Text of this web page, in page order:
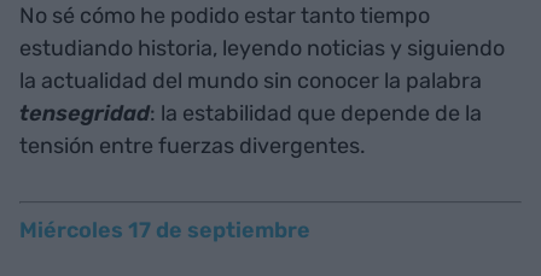
No sé cómo he podido estar tanto tiempo
estudiando historia, leyendo noticias y siguiendo
la actualidad del mundo sin conocer la palabra
tensegridad: la estabilidad que depende de la
tensión entre fuerzas divergentes.
Miércoles 17 de septiembre